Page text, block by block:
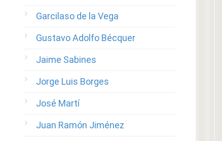
Garcilaso de la Vega
Gustavo Adolfo Bécquer
Jaime Sabines
Jorge Luis Borges
José Martí
Juan Ramón Jiménez